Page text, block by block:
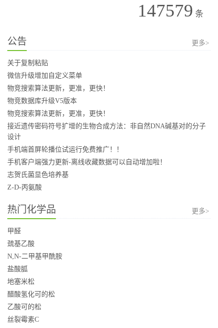
147579 条
公告 更多>
关于复制粘贴
微信升级增加自定义菜单
物竞搜索算法更新，更准，更快！
物竞数据库升级V5版本
物竞搜索算法更新，更准，更快！
接近遗传密码符号扩增的生物合成方法：非自然DNA碱基对的分子
设计
手机端首屏轮播位试运行免费推广！！
手机客户端强力更新-离线收藏数据可以自动增加啦！
志贺氏菌显色培养基
Z-D-丙氨酸
热门化学品 更多>
甲醛
巯基乙酸
N,N-二甲基甲酰胺
盐酸胍
地塞米松
醋酸氢化可的松
乙酸可的松
丝裂霉素C